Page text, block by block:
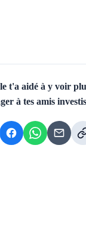
t'a aidé à y voir
à tes amis